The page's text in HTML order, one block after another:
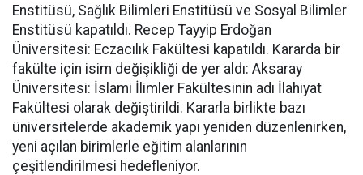
Enstitüsü, Sağlık Bilimleri Enstitüsü ve Sosyal Bilimler
Enstitüsü kapatıldı. Recep Tayyip Erdoğan
Üniversitesi: Eczacılık Fakültesi kapatıldı. Kararda bir
fakülte için isim değişikliği de yer aldı: Aksaray
Üniversitesi: İslami İlimler Fakültesinin adı İlahiyat
Fakültesi olarak değiştirildi. Kararla birlikte bazı
üniversitelerde akademik yapı yeniden düzenlenirken,
yeni açılan birimlerle eğitim alanlarının
çeşitlendirilmesi hedefleniyor.